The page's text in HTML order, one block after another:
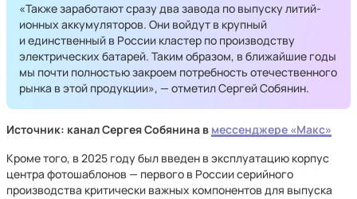
«Также заработают сразу два завода по выпуску литий-
ионных аккумуляторов. Они войдут в крупный
и единственный в России кластер по производству
электрических батарей. Таким образом, в ближайшие годы
мы почти полностью закроем потребность отечественного
рынка в этой продукции», — отметил Сергей Собянин.
Источник: канал Сергея Собянина в мессенджере «Макс»
Кроме того, в 2025 году был введен в эксплуатацию корпус
центра фотошаблонов — первого в России серийного
производства критически важных компонентов для выпуска